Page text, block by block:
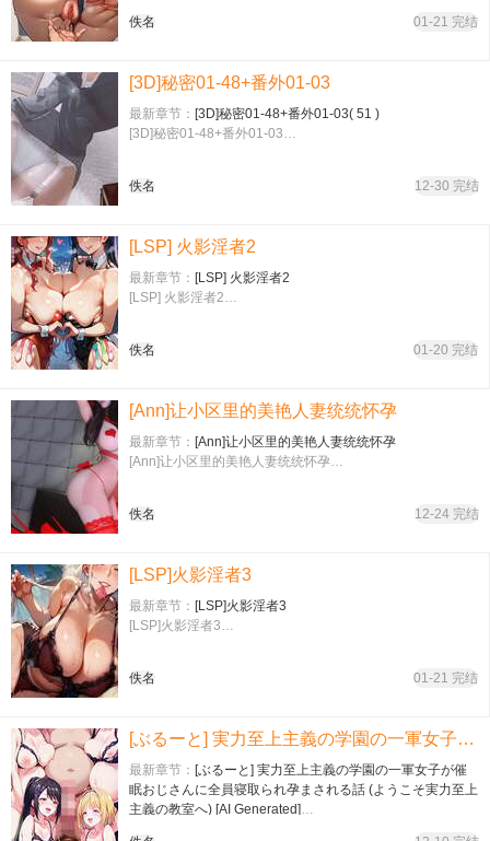
佚名 01-21 完结
[3D]秘密01-48+番外01-03
最新章节： [3D]秘密01-48+番外01-03( 51 )
[3D]秘密01-48+番外01-03…
佚名 12-30 完结
[LSP] 火影淫者2
最新章节： [LSP] 火影淫者2
[LSP] 火影淫者2…
佚名 01-20 完结
[Ann]让小区里的美艳人妻统统怀孕
最新章节： [Ann]让小区里的美艳人妻统统怀孕
[Ann]让小区里的美艳人妻统统怀孕…
佚名 12-24 完结
[LSP]火影淫者3
最新章节： [LSP]火影淫者3
[LSP]火影淫者3…
佚名 01-21 完结
[ぶるーと] 実力至上主義の学園の一軍女子が催眠おじさんに全員寝取られ孕まされる話 (ようこそ実力至上主義の教室へ) [AI Generated]
最新章节： [ぶるーと] 実力至上主義の学園の一軍女子が催
眠おじさんに全員寝取られ孕まされる話 (ようこそ実力至上
主義の教室へ) [AI Generated]